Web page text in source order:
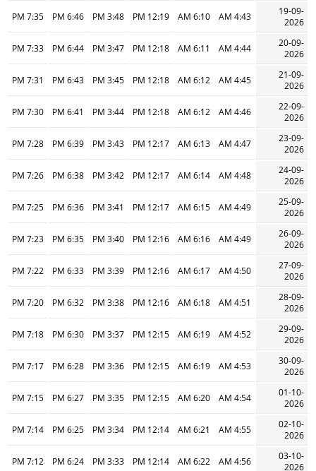
19-09-
2026
4:43 AM
6:10 AM
12:19 PM
3:48 PM
6:46 PM
7:35 PM
20-09-
2026
4:44 AM
6:11 AM
12:18 PM
3:47 PM
6:44 PM
7:33 PM
21-09-
2026
4:45 AM
6:12 AM
12:18 PM
3:45 PM
6:43 PM
7:31 PM
22-09-
2026
4:46 AM
6:12 AM
12:18 PM
3:44 PM
6:41 PM
7:30 PM
23-09-
2026
4:47 AM
6:13 AM
12:17 PM
3:43 PM
6:39 PM
7:28 PM
24-09-
2026
4:48 AM
6:14 AM
12:17 PM
3:42 PM
6:38 PM
7:26 PM
25-09-
2026
4:49 AM
6:15 AM
12:17 PM
3:41 PM
6:36 PM
7:25 PM
26-09-
2026
4:49 AM
6:16 AM
12:16 PM
3:40 PM
6:35 PM
7:23 PM
27-09-
2026
4:50 AM
6:17 AM
12:16 PM
3:39 PM
6:33 PM
7:22 PM
28-09-
2026
4:51 AM
6:18 AM
12:16 PM
3:38 PM
6:32 PM
7:20 PM
29-09-
2026
4:52 AM
6:19 AM
12:15 PM
3:37 PM
6:30 PM
7:18 PM
30-09-
2026
4:53 AM
6:19 AM
12:15 PM
3:36 PM
6:28 PM
7:17 PM
01-10-
2026
4:54 AM
6:20 AM
12:15 PM
3:35 PM
6:27 PM
7:15 PM
02-10-
2026
4:55 AM
6:21 AM
12:14 PM
3:34 PM
6:25 PM
7:14 PM
03-10-
2026
4:56 AM
6:22 AM
12:14 PM
3:33 PM
6:24 PM
7:12 PM